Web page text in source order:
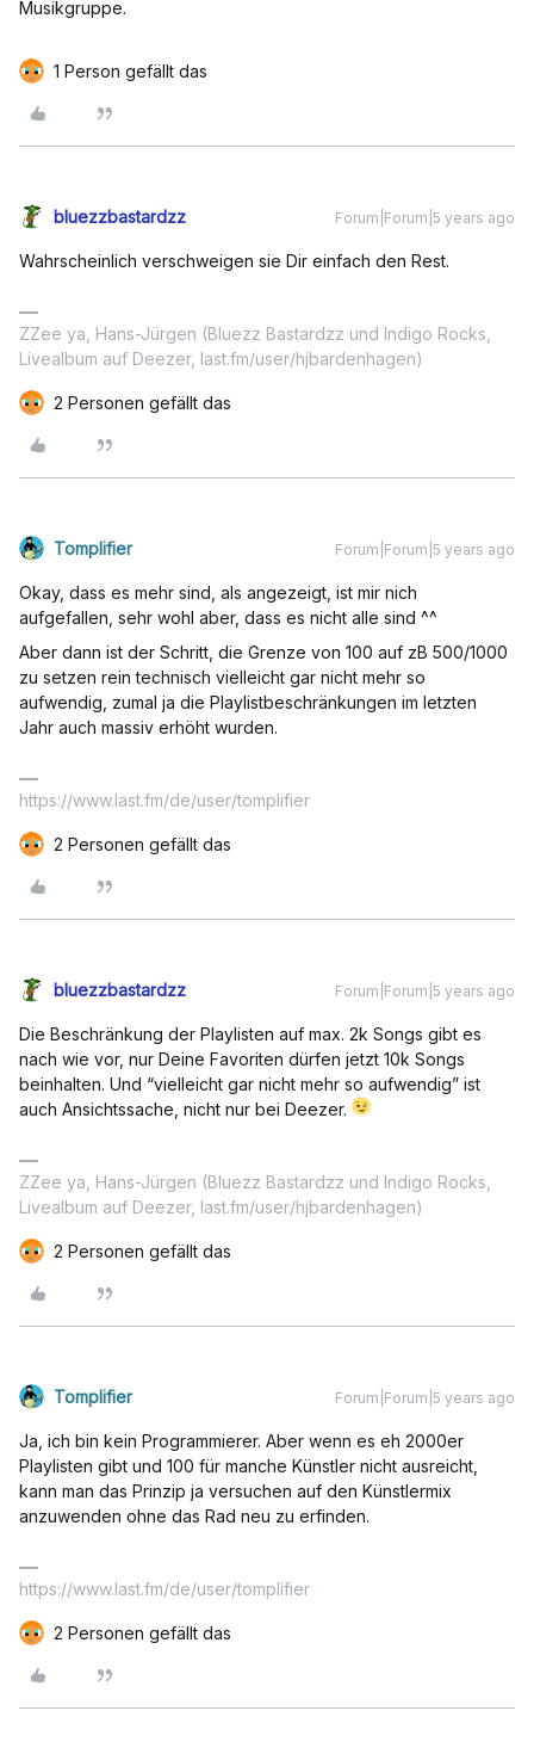
Musikgruppe.
1 Person gefällt das
bluezzbastardzz Forum|Forum|5 years ago
Wahrscheinlich verschweigen sie Dir einfach den Rest.
ZZee ya, Hans-Jürgen (Bluezz Bastardzz und Indigo Rocks,
Livealbum auf Deezer, last.fm/user/hjbardenhagen)
2 Personen gefällt das
Tomplifier Forum|Forum|5 years ago
Okay, dass es mehr sind, als angezeigt, ist mir nich
aufgefallen, sehr wohl aber, dass es nicht alle sind ^^
Aber dann ist der Schritt, die Grenze von 100 auf zB 500/1000
zu setzen rein technisch vielleicht gar nicht mehr so
aufwendig, zumal ja die Playlistbeschränkungen im letzten
Jahr auch massiv erhöht wurden.
https://www.last.fm/de/user/tomplifier
2 Personen gefällt das
bluezzbastardzz Forum|Forum|5 years ago
Die Beschränkung der Playlisten auf max. 2k Songs gibt es
nach wie vor, nur Deine Favoriten dürfen jetzt 10k Songs
beinhalten. Und “vielleicht gar nicht mehr so aufwendig” ist
auch Ansichtssache, nicht nur bei Deezer.
ZZee ya, Hans-Jürgen (Bluezz Bastardzz und Indigo Rocks,
Livealbum auf Deezer, last.fm/user/hjbardenhagen)
2 Personen gefällt das
Tomplifier Forum|Forum|5 years ago
Ja, ich bin kein Programmierer. Aber wenn es eh 2000er
Playlisten gibt und 100 für manche Künstler nicht ausreicht,
kann man das Prinzip ja versuchen auf den Künstlermix
anzuwenden ohne das Rad neu zu erfinden.
https://www.last.fm/de/user/tomplifier
2 Personen gefällt das